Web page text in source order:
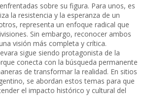
sobre su figura. Para unos, es
la resistencia y la esperanza de un
representa un enfoque radical que
Sin embargo, reconocer ambos
visión más completa y crítica.
sigue siendo protagonista de la
conecta con la búsqueda permanente
de transformar la realidad. En sitios
se abordan estos temas para que
el impacto histórico y cultural del